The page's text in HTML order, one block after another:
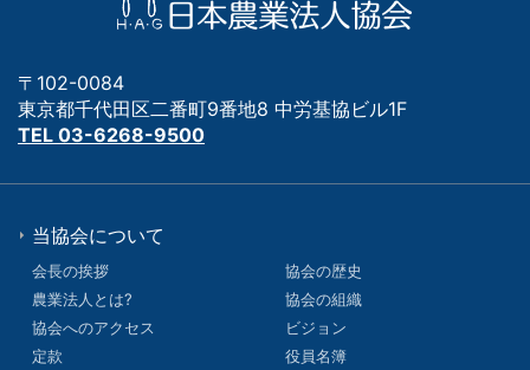
〒102-0084
東京都千代田区二番町9番地8 中労基協ビル1F
TEL 03-6268-9500
当協会について
会長の挨拶
協会の歴史
農業法人とは?
協会の組織
協会へのアクセス
ビジョン
定款
役員名簿